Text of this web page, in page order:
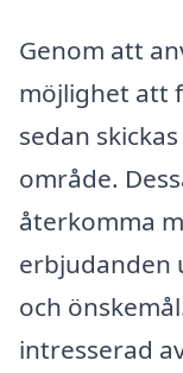
Genom att
möjlighet att
sedan
område.
återkomma
erbjudanden
och
intresserad